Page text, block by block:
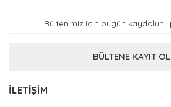
BÜLTENE KAYIT OL
İLETİŞİM